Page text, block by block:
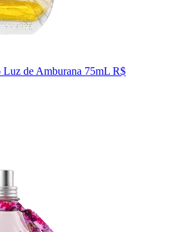
Luz de Amburana 75mL R$